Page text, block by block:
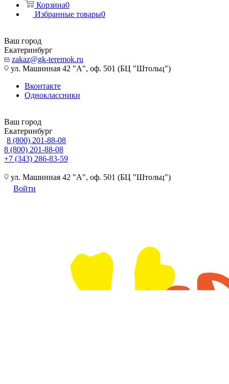
Корзина0
Избранные товары0
Ваш город
Екатеринбург
zakaz@gk-teremok.ru
ул. Машинная 42 "А", оф. 501 (БЦ "Штольц")
Вконтакте
Одноклассники
Ваш город
Екатеринбург
8 (800) 201-88-08
8 (800) 201-88-08
+7 (343) 286-83-59
ул. Машинная 42 "А", оф. 501 (БЦ "Штольц")
Войти